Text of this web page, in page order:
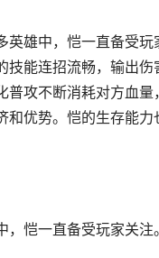
英雄中，恺一直备受
技能连招流畅，输出
普攻不断消耗对方血
和优势。恺的生存能
，恺一直备受玩家关